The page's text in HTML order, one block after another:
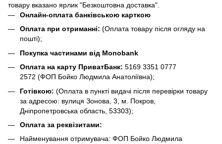
товару вказано ярлик "Безкоштовна доставка".
Онлайн-оплата банківською карткою
Оплата при отриманні: (Оплата товару після огляду на
пошті);
Покупка частинами від Monobank
Оплата на карту ПриватБанк: 5169 3351 0777
2572 (ФОП Бойко Людмила Анатоліївна);
Готівкою: (Оплата в пункті видачі після перевірки товару
за адресою: вулиця Зонова, 3, м. Покров,
Дніпропетровська область, 53303);
Оплата за реквізитами:
Найменування отримувача: ФОП Бойко Людмила